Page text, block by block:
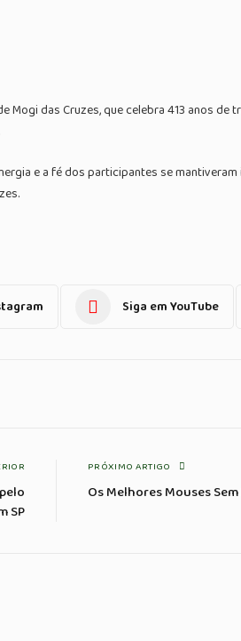
das Cruzes, que celebra 413 anos
e a fé dos participantes se
Siga em YouTube
SP
PRÓXIMO ARTIGO
Os Melhores Mouses